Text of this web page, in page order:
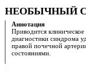
НЕОБЫЧНЫЙ
Аннотация
Приводится
диагностики синдрома
правой почечной
состояниями.